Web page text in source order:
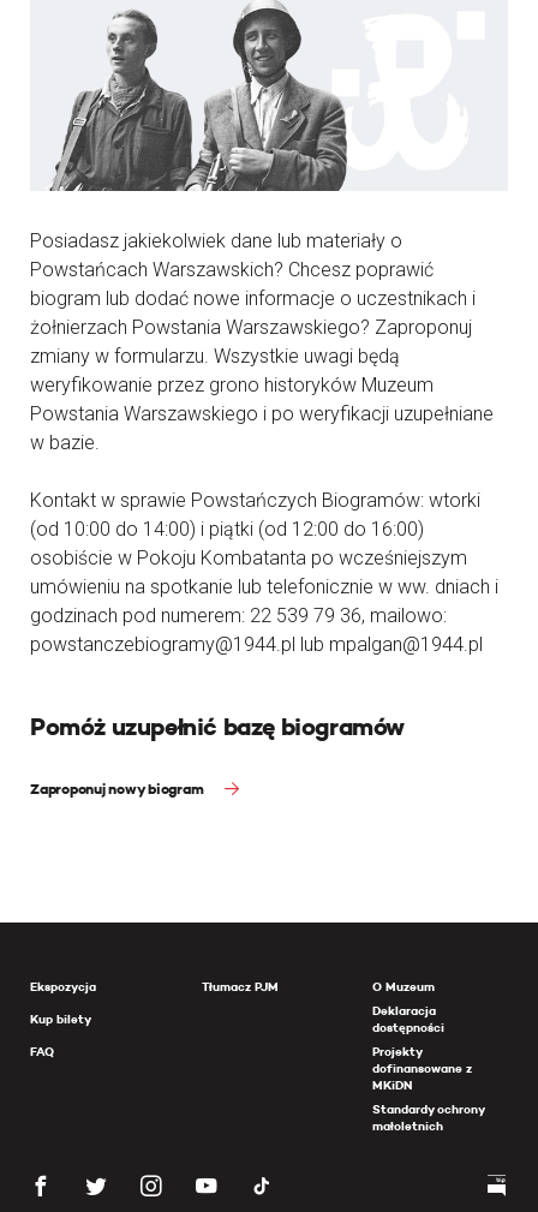
Posiadasz jakiekolwiek dane lub materiały o
Powstańcach Warszawskich? Chcesz poprawić
biogram lub dodać nowe informacje o uczestnikach i
żołnierzach Powstania Warszawskiego? Zaproponuj
zmiany w formularzu. Wszystkie uwagi będą
weryfikowanie przez grono historyków Muzeum
Powstania Warszawskiego i po weryfikacji uzupełniane
w bazie.
Kontakt w sprawie Powstańczych Biogramów: wtorki
(od 10:00 do 14:00) i piątki (od 12:00 do 16:00)
osobiście w Pokoju Kombatanta po wcześniejszym
umówieniu na spotkanie lub telefonicznie w ww. dniach i
godzinach pod numerem: 22 539 79 36, mailowo:
powstanczebiogramy@1944.pl lub mpalgan@1944.pl
Pomóż uzupełnić bazę biogramów
Zaproponuj nowy biogram
Ekspozycja
Kup bilety
FAQ
Tłumacz PJM
O Muzeum
Deklaracja
dostępności
Projekty
dofinansowane z
MKiDN
Standardy ochrony
małoletnich